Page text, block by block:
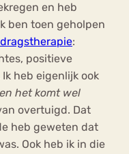
en heb
ben toen geholpen
:
positieve
heb eigenlijk ook
het komt wel
overtuigd. Dat
heb geweten dat
Ook heb ik in die